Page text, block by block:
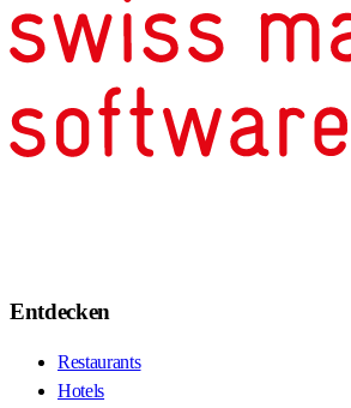
Entdecken
Restaurants
Hotels